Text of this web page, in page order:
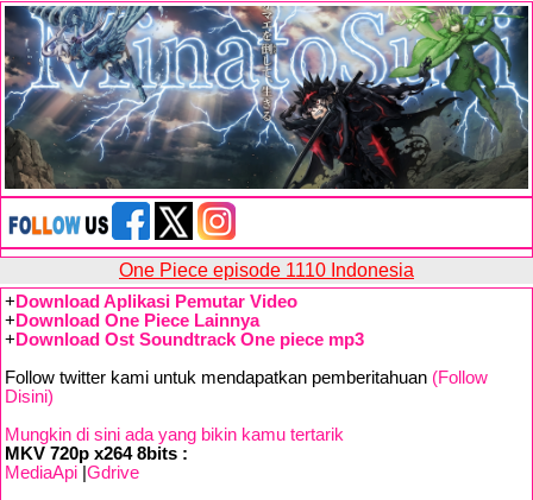
One Piece episode 1110 Indonesia
+ Download Aplikasi Pemutar Video
+ Download One Piece Lainnya
+ Download Ost Soundtrack One piece mp3
Follow twitter kami untuk mendapatkan pemberitahuan (Follow
Disini)
Mungkin di sini ada yang bikin kamu tertarik
MKV 720p x264 8bits :
MediaApi Gdrive